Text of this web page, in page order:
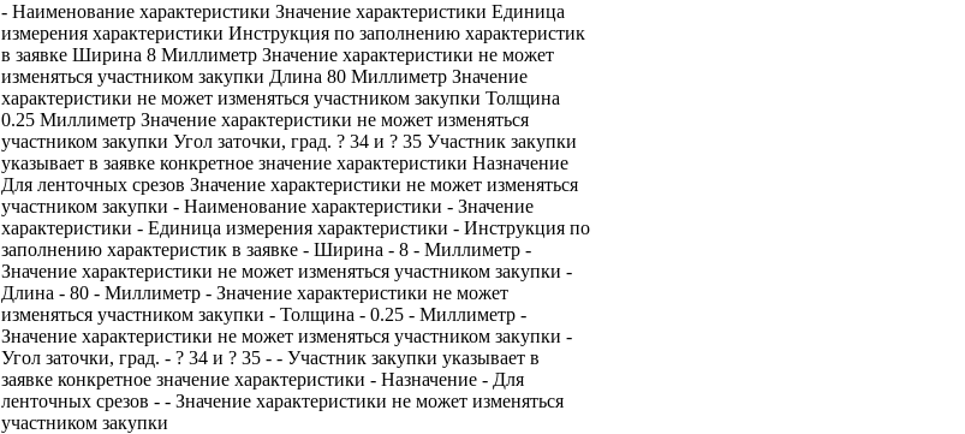
- Наименование характеристики Значение характеристики Единица
измерения характеристики Инструкция по заполнению характеристик
в заявке Ширина 8 Миллиметр Значение характеристики не может
изменяться участником закупки Длина 80 Миллиметр Значение
характеристики не может изменяться участником закупки Толщина
0.25 Миллиметр Значение характеристики не может изменяться
участником закупки Угол заточки, град. ? 34 и ? 35 Участник закупки
указывает в заявке конкретное значение характеристики Назначение
Для ленточных срезов Значение характеристики не может изменяться
участником закупки - Наименование характеристики - Значение
характеристики - Единица измерения характеристики - Инструкция по
заполнению характеристик в заявке - Ширина - 8 - Миллиметр -
Значение характеристики не может изменяться участником закупки -
Длина - 80 - Миллиметр - Значение характеристики не может
изменяться участником закупки - Толщина - 0.25 - Миллиметр -
Значение характеристики не может изменяться участником закупки -
Угол заточки, град. - ? 34 и ? 35 - - Участник закупки указывает в
заявке конкретное значение характеристики - Назначение - Для
ленточных срезов - - Значение характеристики не может изменяться
участником закупки